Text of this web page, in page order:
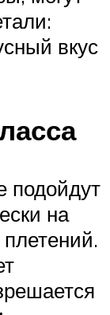
вкус
подойдут
на